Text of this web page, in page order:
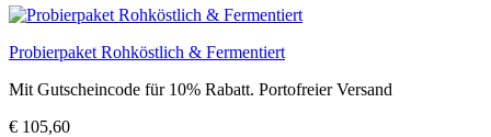
Probierpaket Rohköstlich & Fermentiert
Mit Gutscheincode für 10% Rabatt. Portofreier Versand
€ 105,60